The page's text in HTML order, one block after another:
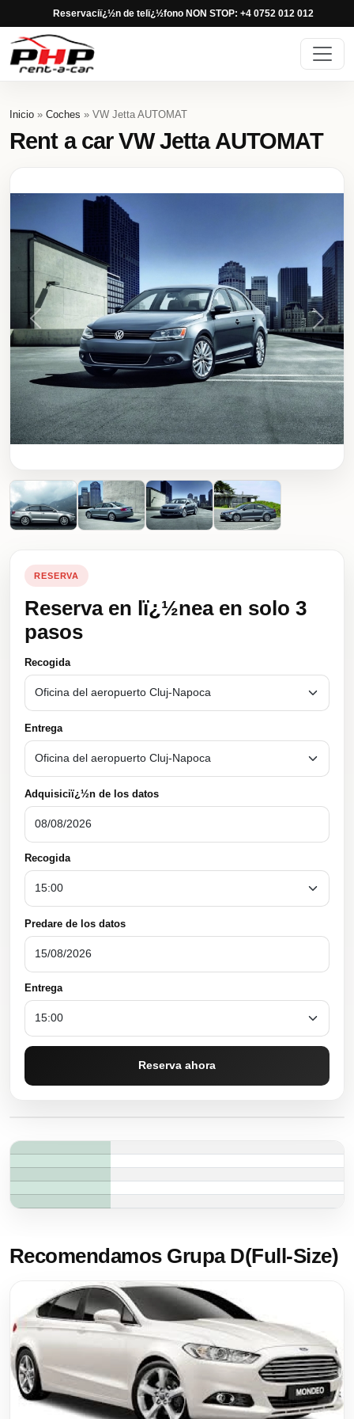
Reservaciï¿½n de telï¿½fono NON STOP: +4 0752 012 012
Inicio » Coches » VW Jetta AUTOMAT
Rent a car VW Jetta AUTOMAT
Previous Next
RESERVA
Reserva en lï¿½nea en solo 3
pasos
Recogida
Entrega
Adquisiciï¿½n de los datos
Recogida
Predare de los datos
Entrega
Reserva ahora
Recomendamos Grupa D(Full-Size)